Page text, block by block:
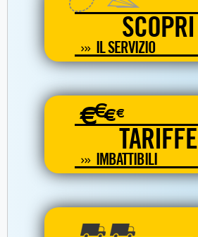
SCOPRI
IL SERVIZIO
€€€€
TARIFFE
IMBATTIBILI